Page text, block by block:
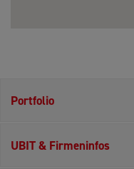
Portfolio
UBIT & Firmeninfos